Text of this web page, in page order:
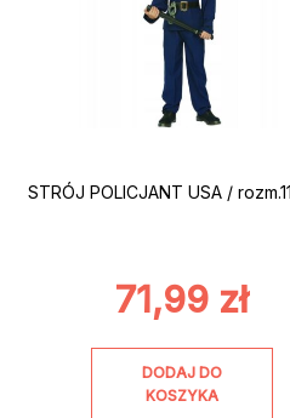
STRÓJ POLICJANT USA /
71,99 zł
DODAJ DO
KOSZYKA